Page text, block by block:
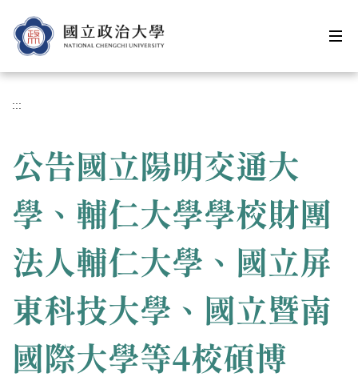
到
主
內
區
:::
公告國立陽明交通大
學、輔仁大學學校財團
法人輔仁大學、國立屏
東科技大學、國立暨南
國際大學等4校碩博